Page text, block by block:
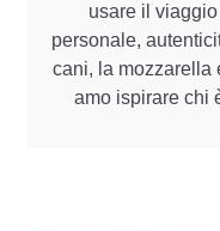
usare il
personale,
cani, la mozzarella
amo ispirare chi